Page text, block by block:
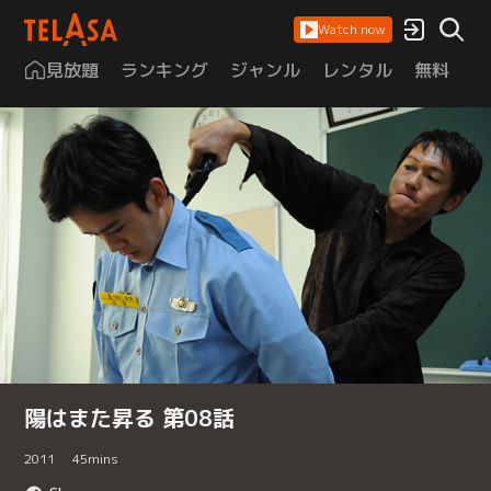
Watch now
見放題 ランキング ジャンル レンタル 無料
陽はまた昇る 第08話
2011 45mins